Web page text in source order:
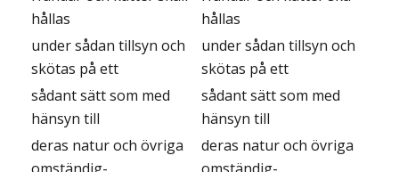
hållas
hållas
under sådan tillsyn och
skötas på ett
under sådan tillsyn och
skötas på ett
sådant sätt som med
hänsyn till
sådant sätt som med
hänsyn till
deras natur och övriga
deras natur och övriga